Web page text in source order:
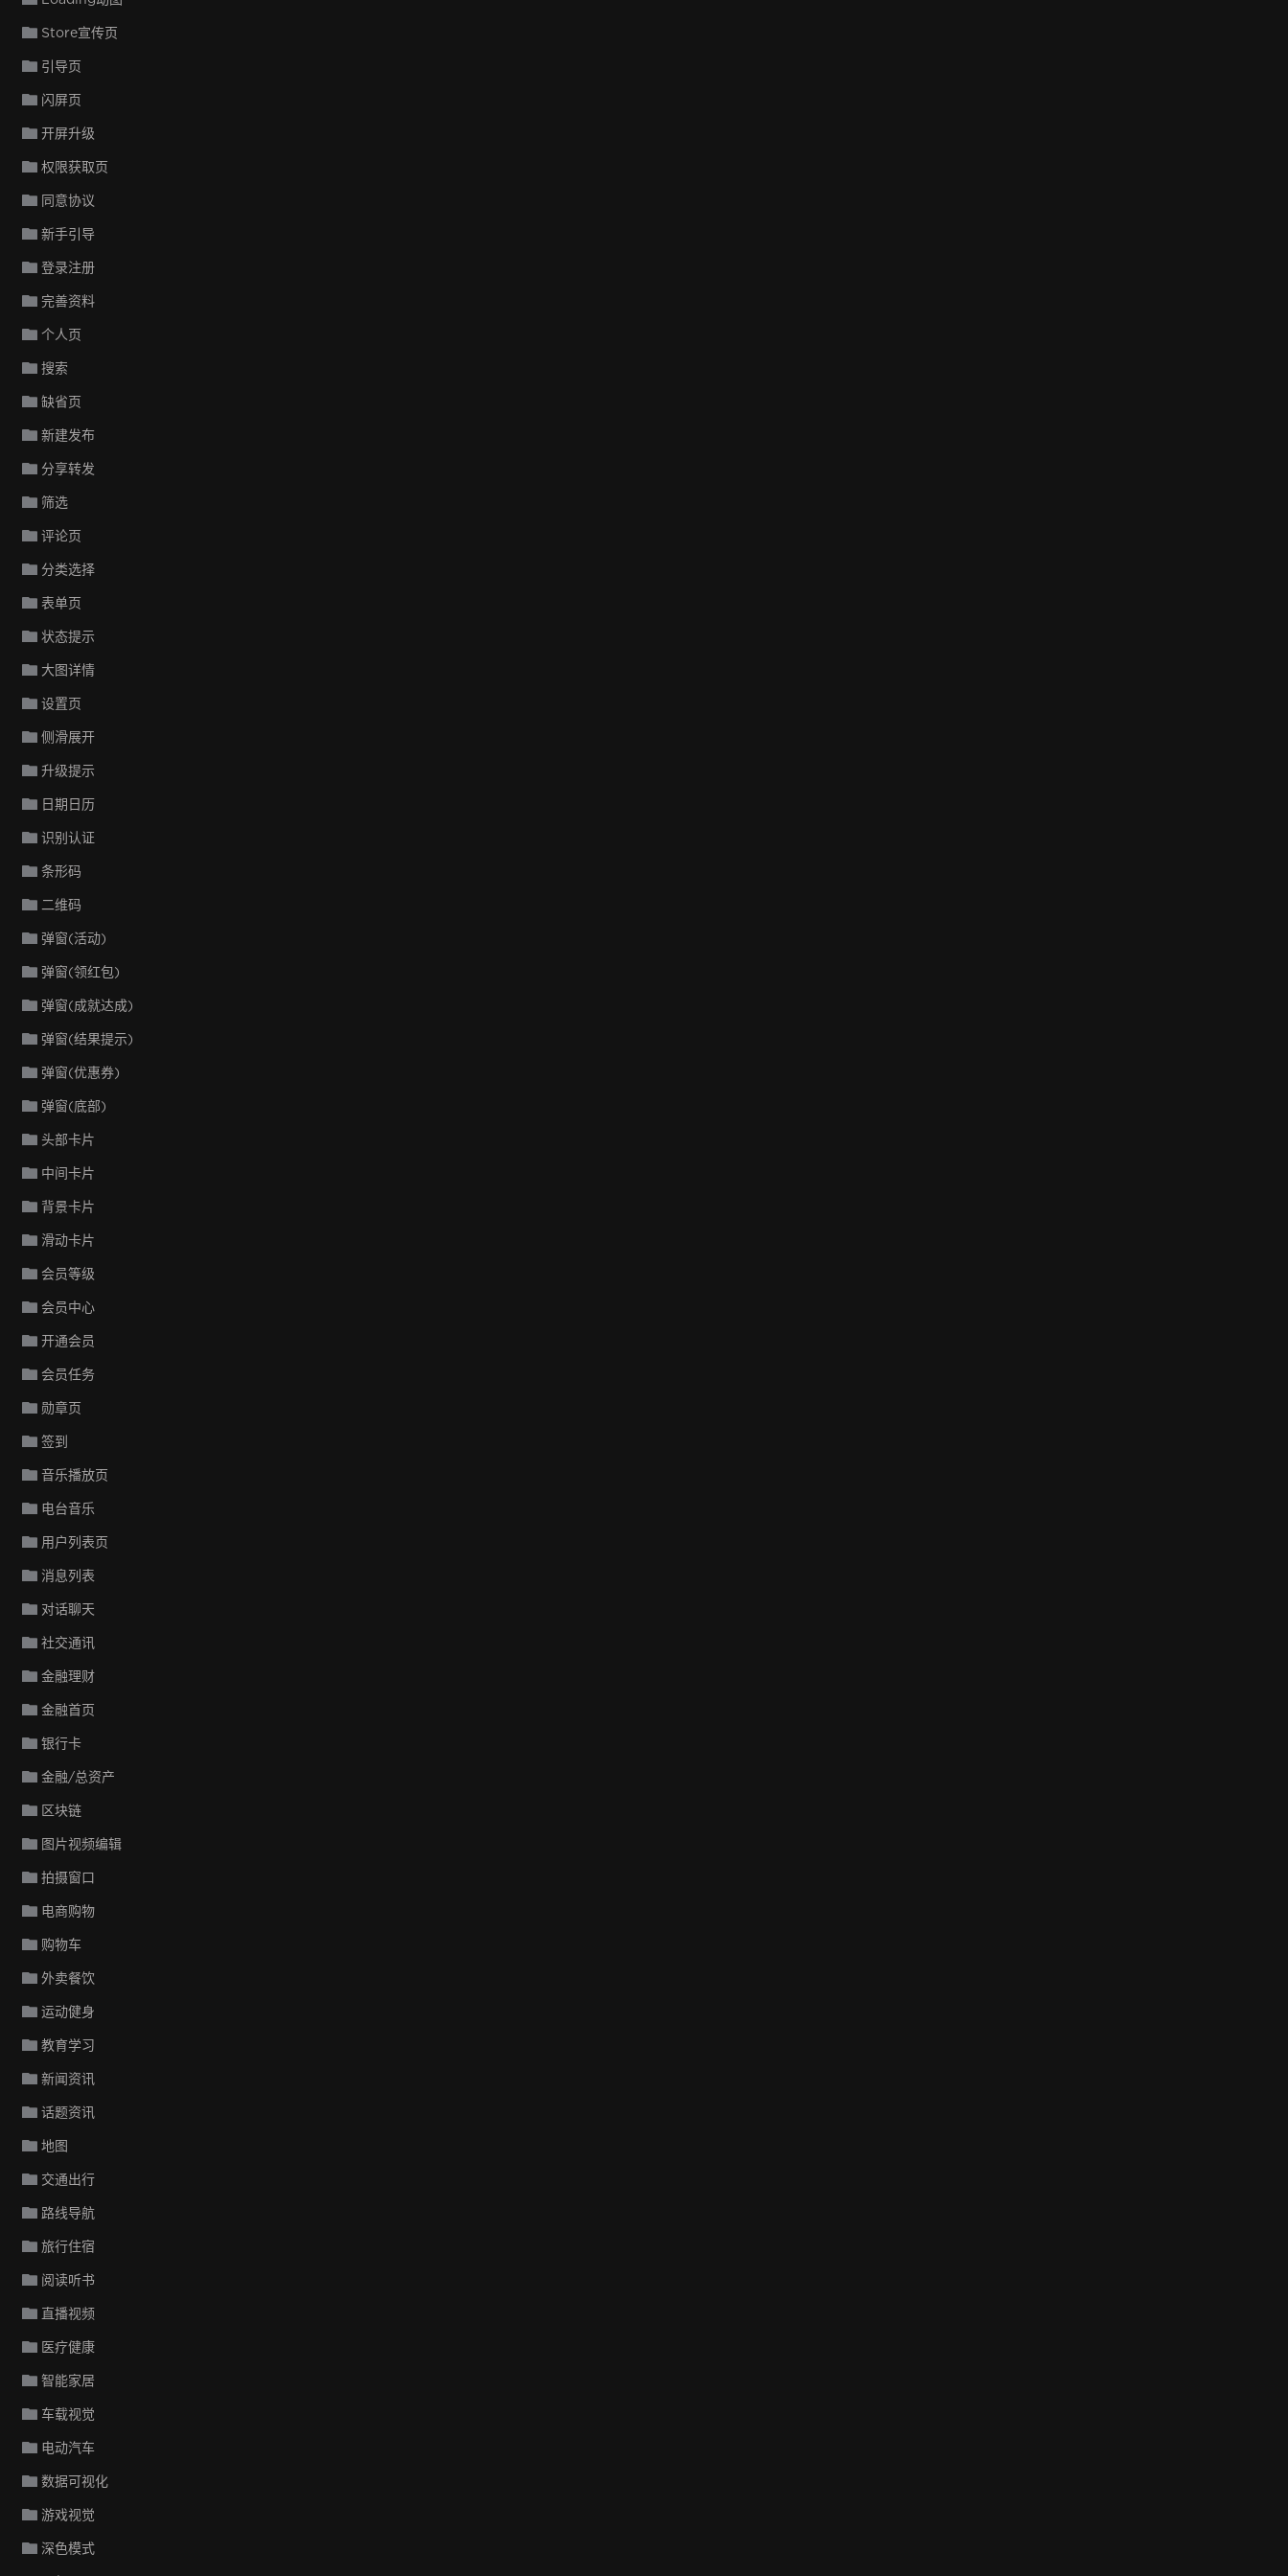
Store宣传页
引导页
闪屏页
开屏升级
权限获取页
同意协议
新手引导
登录注册
完善资料
个人页
搜索
缺省页
新建发布
分享转发
筛选
评论页
分类选择
表单页
状态提示
大图详情
设置页
侧滑展开
升级提示
日期日历
识别认证
条形码
二维码
弹窗(活动)
弹窗(领红包)
弹窗(成就达成)
弹窗(结果提示)
弹窗(优惠券)
弹窗(底部)
头部卡片
中间卡片
背景卡片
滑动卡片
会员等级
会员中心
开通会员
会员任务
勋章页
签到
音乐播放页
电台音乐
用户列表页
消息列表
对话聊天
社交通讯
金融理财
金融首页
银行卡
金融/总资产
区块链
图片视频编辑
拍摄窗口
电商购物
购物车
外卖餐饮
运动健身
教育学习
新闻资讯
话题资讯
地图
交通出行
路线导航
旅行住宿
阅读听书
直播视频
医疗健康
智能家居
车载视觉
电动汽车
数据可视化
游戏视觉
深色模式